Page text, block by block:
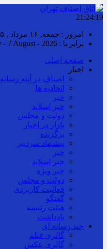
21:24:19
امروز : جمعه, ۱۶ مرداد , ۱۴۰۵
برابر با : Friday - 7 August - 2026
صفحه اصلی
اخبار
اصناف در آینه رسانه
اتحادیه ها
خبر
خبر اسلايد
دولت و مجلس
بازار در اخبار
برگزیده
پیشنهاد سردبیر
خبر
خبر اسلايد
خبر ویژه
دولت و مجلس
فعالیت کاربردی
گفتگو
هیئت رئیسه
یادداشت
چند رسانه ای
گالری فیلم
گالری عکس